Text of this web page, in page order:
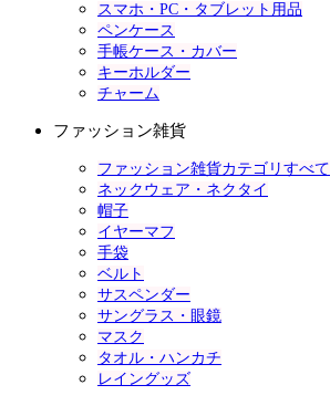
スマホ・PC・タブレット用品
ペンケース
手帳ケース・カバー
キーホルダー
チャーム
ファッション雑貨
ファッション雑貨カテゴリすべて
ネックウェア・ネクタイ
帽子
イヤーマフ
手袋
ベルト
サスペンダー
サングラス・眼鏡
マスク
タオル・ハンカチ
レイングッズ